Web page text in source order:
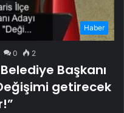
Haber
0 2
Başkanı
getirecek